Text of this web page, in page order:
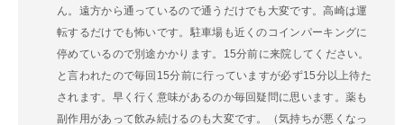
ん。遠方から通っているので通うだけでも大変です。高崎は運
転するだけでも怖いです。駐車場も近くのコインパーキングに
停めているので別途かかります。15分前に来院してください。
と言われたので毎回15分前に行っていますが必ず15分以上待た
されます。早く行く意味があるのか毎回疑問に思います。薬も
副作用があって飲み続けるのも大変です。（気持ちが悪くなっ